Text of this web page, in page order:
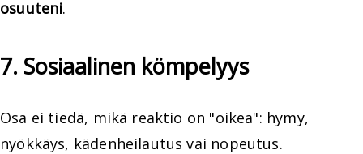
osuuteni.
7. Sosiaalinen kömpelyys
Osa ei tiedä, mikä reaktio on "oikea": hymy,
nyökkäys, kädenheilautus vai nopeutus.